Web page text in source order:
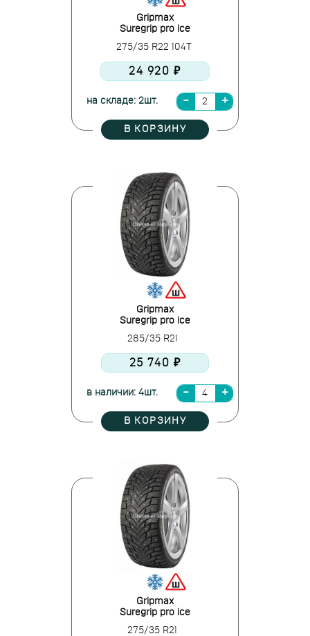
Gripmax
Suregrip pro ice
275/35 R22 104T
24 920 ₽
на складе: 2шт.
В КОРЗИНУ
Gripmax
Suregrip pro ice
285/35 R21
25 740 ₽
в наличии: 4шт.
В КОРЗИНУ
Gripmax
Suregrip pro ice
275/35 R21